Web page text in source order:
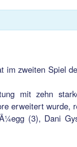
im zweiten Spiel
mit zehn
erweitert wurde,
(3), Dani